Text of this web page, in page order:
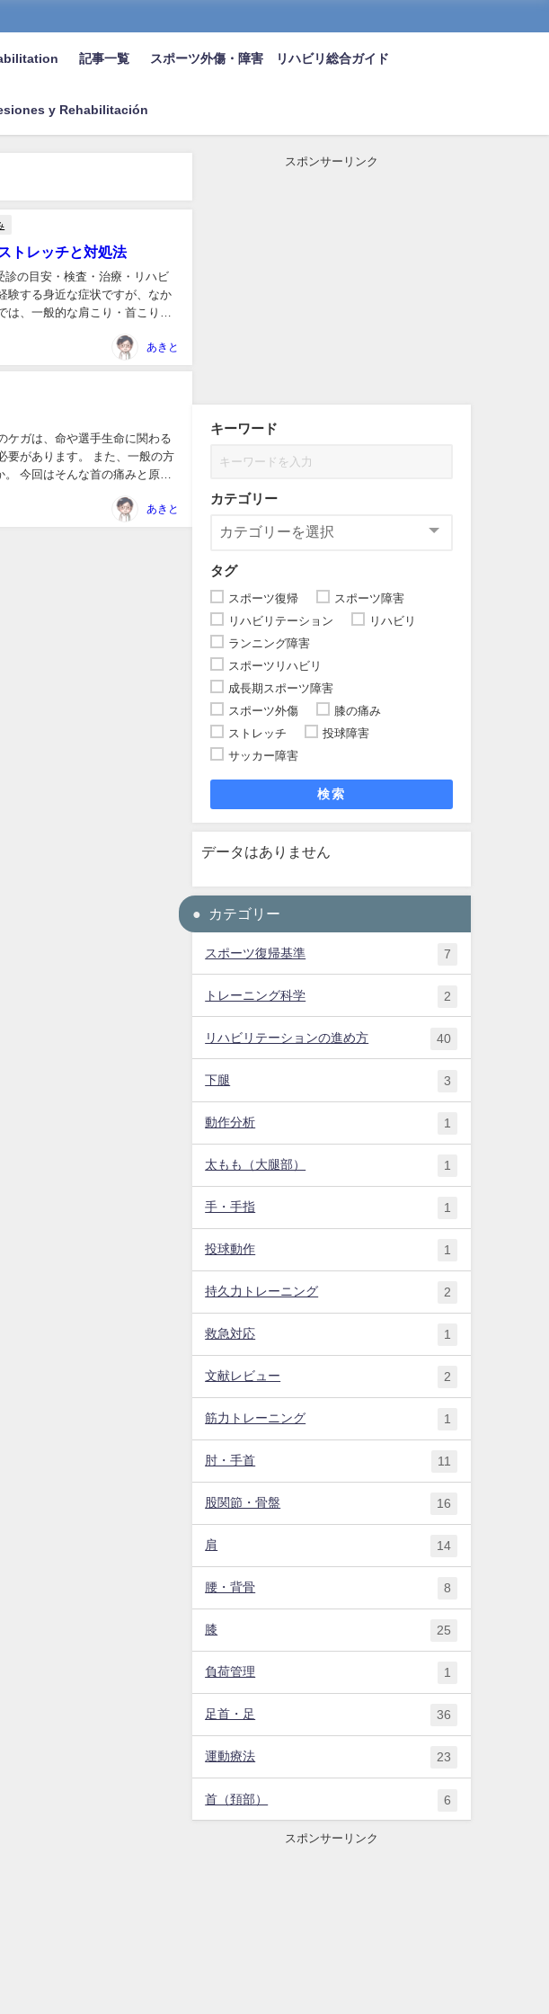
記事一覧 スポーツ外傷・障害 リハビリ総合ガイド
y Rehabilitación
トレッチと対処法
の目安・検査・治療・リハビ
験する身近な症状ですが、なか
、一般的な肩こり・首こりの
あきと
ケガは、命や選手生命に関わる
要があります。 また、一般の方
今回はそんな首の痛みと原因
あきと
スポンサーリンク
キーワード
カテゴリー
タグ
スポーツ復帰
スポーツ障害
リハビリテーション
リハビリ
ランニング障害
スポーツリハビリ
成長期スポーツ障害
スポーツ外傷
膝の痛み
ストレッチ
投球障害
サッカー障害
検索
データはありません
カテゴリー
スポーツ復帰基準 7
トレーニング科学 2
リハビリテーションの進め方 40
下腿 3
動作分析 1
太もも（大腿部） 1
手・手指 1
投球動作 1
持久力トレーニング 2
救急対応 1
文献レビュー 2
筋力トレーニング 1
肘・手首 11
股関節・骨盤 16
肩 14
腰・背骨 8
膝 25
負荷管理 1
足首・足 36
運動療法 23
首（頚部） 6
スポンサーリンク